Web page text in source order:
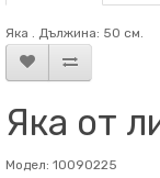
Яка . Дължина: 50 см.
Яка от
Модел: 10090225